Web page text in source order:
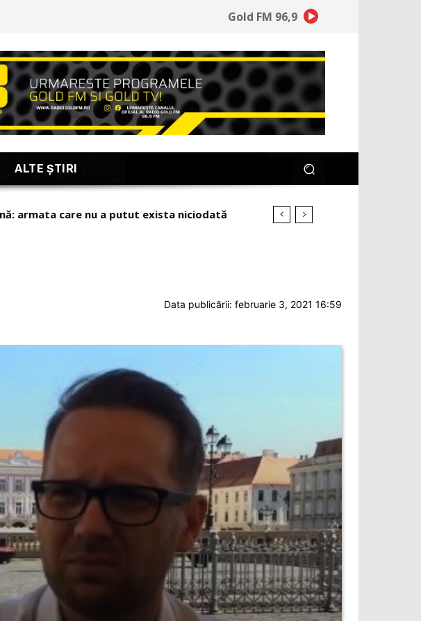
Gold FM 96,9
ALTE ŞTIRI
Data publicării: februarie 3, 2021 16:59